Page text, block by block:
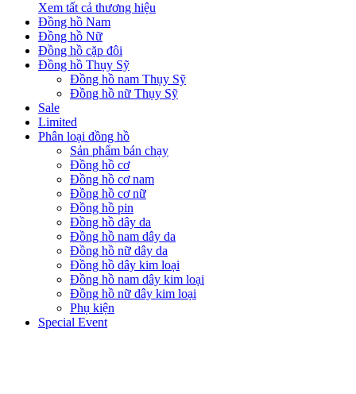
Xem tất cả thương hiệu
Đồng hồ Nam
Đồng hồ Nữ
Đồng hồ cặp đôi
Đồng hồ Thụy Sỹ
Đồng hồ nam Thụy Sỹ
Đồng hồ nữ Thụy Sỹ
Sale
Limited
Phân loại đồng hồ
Sản phẩm bán chạy
Đồng hồ cơ
Đồng hồ cơ nam
Đồng hồ cơ nữ
Đồng hồ pin
Đồng hồ dây da
Đồng hồ nam dây da
Đồng hồ nữ dây da
Đồng hồ dây kim loại
Đồng hồ nam dây kim loại
Đồng hồ nữ dây kim loại
Phụ kiện
Special Event